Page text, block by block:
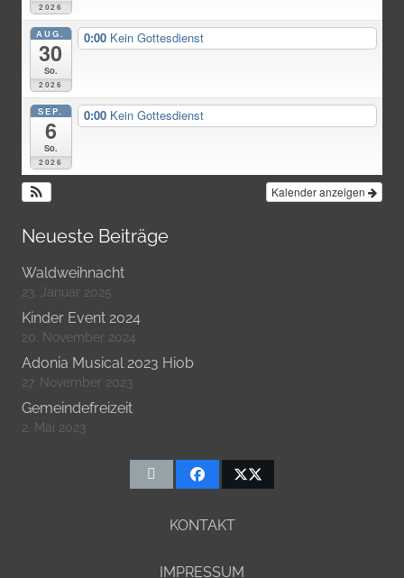
2026
AUG.
30
So.
2026
0:00 Kein Gottesdienst
SEP.
6
So.
2026
0:00 Kein Gottesdienst
Kalender anzeigen
Neueste Beiträge
Waldweihnacht
23. Januar 2025
Kinder Event 2024
20. November 2024
Adonia Musical 2023 Hiob
27. November 2023
Gemeindefreizeit
2. Mai 2023
KONTAKT
IMPRESSUM